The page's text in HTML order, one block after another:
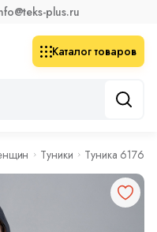
plus.ru
Каталог товаров
Туники Туника 6176